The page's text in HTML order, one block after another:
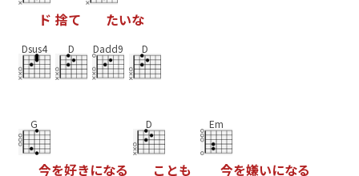
ド 捨て たいな
Dsus4 D Dadd9 D
G
今を好きになる
D
こ とも
Em
今を嫌いになる